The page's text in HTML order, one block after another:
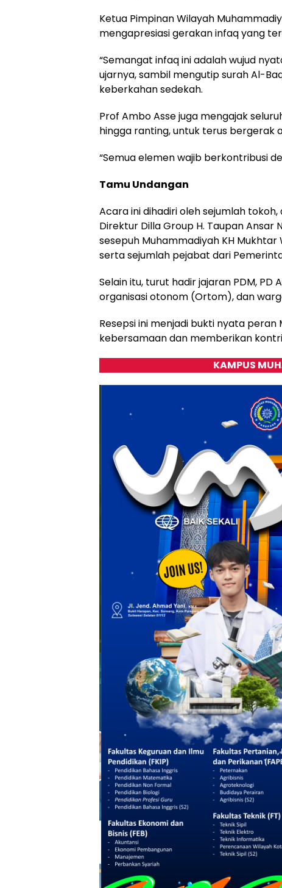
Ketua Pimpinan Wilayah
mengapresiasi gerakan infaq yang
“Semangat infaq ini adalah wujud
ujarnya, sambil mengutip surah Al-
keberkahan sedekah.
Prof Ambo Asse juga mengajak
hingga ranting, untuk terus bergerak
“Semua elemen wajib berkontribusi
Tamu Undangan
Acara ini dihadiri oleh sejumlah
Direktur Dilla Group H. Taupan Ansar
sesepuh Muhammadiyah KH Mukhtar
serta sejumlah pejabat dari
Selain itu, turut hadir jajaran PDM,
organisasi otonom (Ortom), dan
Resepsi ini menjadi bukti nyata
kebersamaan dan memberikan
KAMPUS